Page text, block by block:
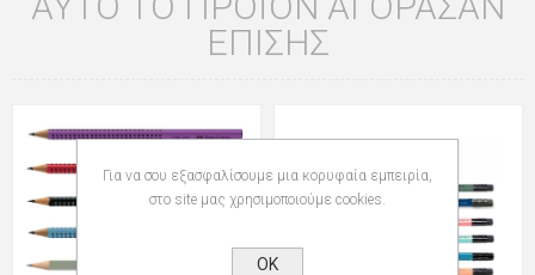
ΕΠΊΣΗΣ
Για να σου εξασφαλίσουμε μια κορυφαία εμπειρία,
στο site μας χρησιμοποιούμε cookies.
OK